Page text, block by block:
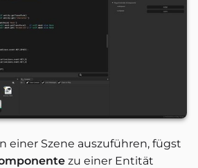
einer Szene auszuführen, fügst
zu einer Entität